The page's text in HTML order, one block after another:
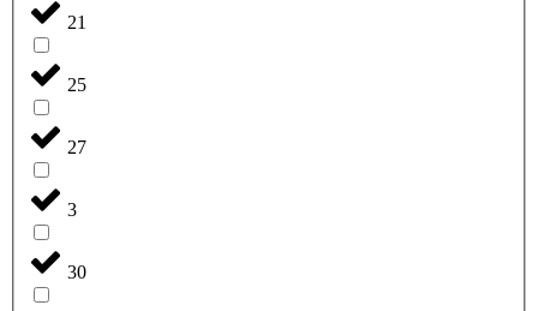
21
25
27
3
30